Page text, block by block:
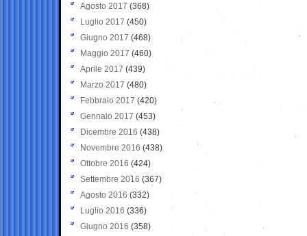
Agosto 2017 (368)
Luglio 2017 (450)
Giugno 2017 (468)
Maggio 2017 (460)
Aprile 2017 (439)
Marzo 2017 (480)
Febbraio 2017 (420)
Gennaio 2017 (453)
Dicembre 2016 (438)
Novembre 2016 (438)
Ottobre 2016 (424)
Settembre 2016 (367)
Agosto 2016 (332)
Luglio 2016 (336)
Giugno 2016 (358)